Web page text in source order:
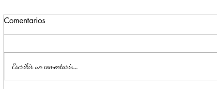
Comentarios
Escribir un comentario...